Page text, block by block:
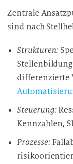
Zentrale
sind nach
Strukturen:
differenzierte
Steuerung:
Kennzahlen,
Prozesse: